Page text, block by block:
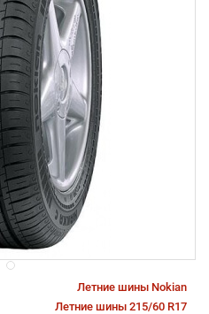
Летние шины Nokian
Летние шины 215/60 R17